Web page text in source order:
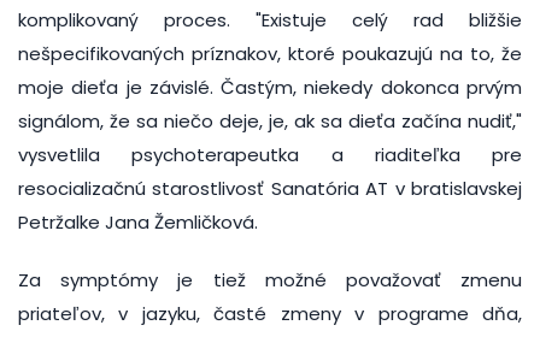
komplikovaný proces. "Existuje celý rad bližšie
nešpecifikovaných príznakov, ktoré poukazujú na to, že
moje dieťa je závislé. Častým, niekedy dokonca prvým
signálom, že sa niečo deje, je, ak sa dieťa začína nudiť,"
vysvetlila psychoterapeutka a riaditeľka pre
resocializačnú starostlivosť Sanatória AT v bratislavskej
Petržalke Jana Žemličková.
Za symptómy je tiež možné považovať zmenu
priateľov, v jazyku, časté zmeny v programe dňa,